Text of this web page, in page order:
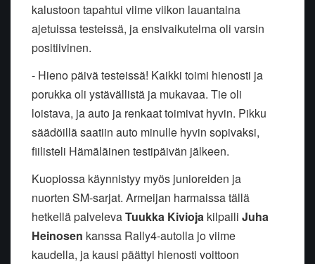
kalustoon tapahtui viime viikon lauantaina
ajetuissa testeissä, ja ensivaikutelma oli varsin
positiivinen.
- Hieno päivä testeissä! Kaikki toimi hienosti ja
porukka oli ystävällistä ja mukavaa. Tie oli
loistava, ja auto ja renkaat toimivat hyvin. Pikku
säädöillä saatiin auto minulle hyvin sopivaksi,
fiilisteli Hämäläinen testipäivän jälkeen.
Kuopiossa käynnistyy myös junioreiden ja
nuorten SM-sarjat. Armeijan harmaissa tällä
hetkellä palvelevaTuukka Kivioja kilpaili Juha
Heinosen kanssa Rally4-autolla jo viime
kaudella, ja kausi päättyi hienosti voittoon